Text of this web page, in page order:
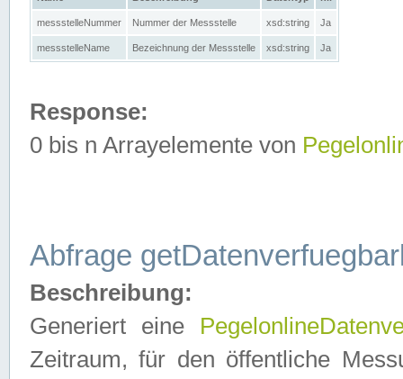
messstelleNummer Nummer der Messstelle xsd:string Ja
messstelleName Bezeichnung der Messstelle xsd:string Ja
Response:
0 bis n Arrayelemente von
Abfrage
Beschreibung:
Generiert eine
Zeitraum, für den öffentliche